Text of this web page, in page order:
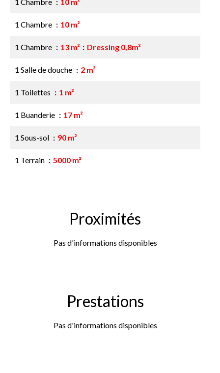
1 Chambre 10 m²
1 Chambre 13 m² Dressing 0,8m²
1 Salle de douche 2 m²
1 Toilettes 1 m²
1 Buanderie 17 m²
1 Sous-sol 90 m²
1 Terrain 5000 m²
Proximités
Pas d'informations disponibles
Prestations
Pas d'informations disponibles